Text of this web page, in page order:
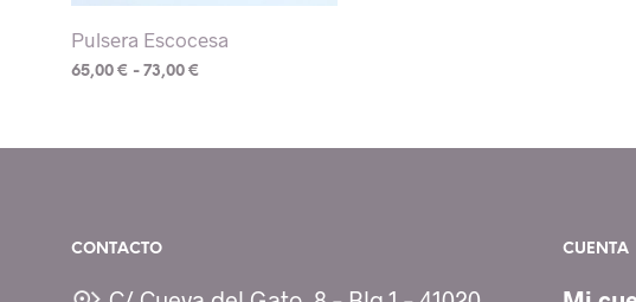
Pulsera Escocesa
65,00 € - 73,00 €
producto
variantes.
Las
CONTACTO CUENTA